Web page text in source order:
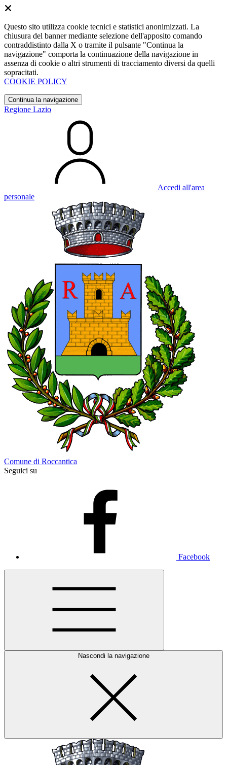
Questo sito utilizza cookie tecnici e statistici anonimizzati. La
chiusura del banner mediante selezione dell'apposito comando
contraddistinto dalla X o tramite il pulsante "Continua la
navigazione" comporta la continuazione della navigazione in
assenza di cookie o altri strumenti di tracciamento diversi da quelli
sopracitati.
COOKIE POLICY
Continua la navigazione
Regione Lazio
Accedi all'area
personale
Comune di Roccantica
Seguici su
Facebook
Nascondi la navigazione